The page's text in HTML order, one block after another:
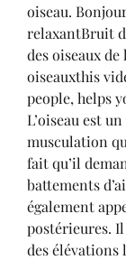
oiseau.
relaxantBruit
des oiseaux
oiseauxthis
people, helps
L’oiseau est
musculation
fait qu’il
battements
également
postérieures. Il
des élévations